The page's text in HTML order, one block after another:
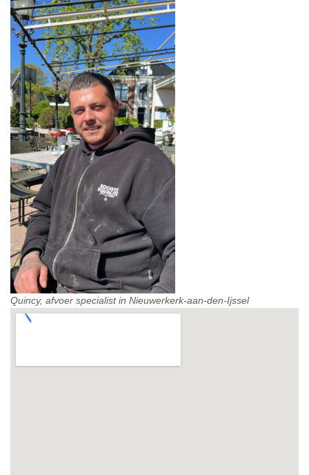
Quincy, afvoer specialist in Nieuwerkerk-aan-den-Ijssel